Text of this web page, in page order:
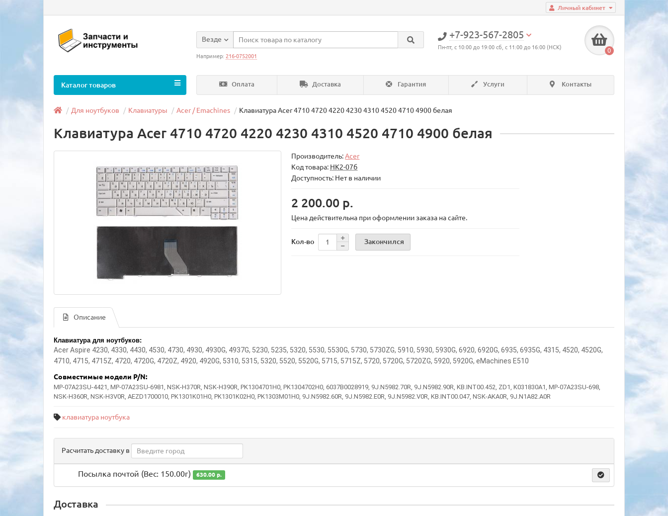
Личный кабинет
+7-923-567-2805
Пн-пт, с 10:00 до 19:00 сб, с 11:00 до 16:00 (НСК) 0
Везде
Например: 216-0752001
Оплата Доставка Гарантия Услуги Контакты
Каталог товаров
Для ноутбуков Клавиатуры Acer / Emachines Клавиатура Acer 4710 4720 4220 4230 4310 4520 4710 4900 белая
Клавиатура Acer 4710 4720 4220 4230 4310 4520 4710 4900 белая
Производитель:Acer
Код товара: НК2-07б
Доступность: Нет в наличии
2 200.00 р.
Цена действительна при оформлении заказа на сайте.
Кол-во Закончился
Описание
Клавиатура для ноутбуков:
Acer Aspire 4230, 4330, 4430, 4530, 4730, 4930, 4930G, 4937G, 5230, 5235, 5320, 5530, 5530G, 5730, 5730ZG, 5910, 5930, 5930G, 6920, 6920G, 6935, 6935G, 4315, 4520, 4520G,
4710, 4715, 4715Z, 4720, 4720G, 4720Z, 4920, 4920G, 5310, 5315, 5320, 5520, 5520G, 5715, 5715Z, 5720, 5720G, 5720ZG, 5920, 5920G, eMachines E510
Совместимые модели P/N:
MP-07A23SU-4421, MP-07A23SU-6981, NSK-H370R, NSK-H390R, PK1304701H0, PK1304702H0, 6037B0028919, 9J.N5982.70R, 9J.N5982.90R, KB.INT00.452, ZD1, K031830A1, MP-07A23SU-698,
NSK-H360R, NSK-H3V0R, AEZD1700010, PK1301K01H0, PK1301K02H0, PK1303M01H0, 9J.N5982.60R, 9J.N5982.E0R, 9J.N5982.V0R, KB.INT00.047, NSK-AKA0R, 9J.N1A82.A0R
клавиатура ноутбука
Расчитать доставку в
Посылка почтой (Вес: 150.00г) 630.00 р.
Доставка